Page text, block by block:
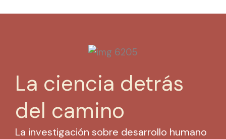
La ciencia detrás
del camino
La investigación sobre desarrollo humano